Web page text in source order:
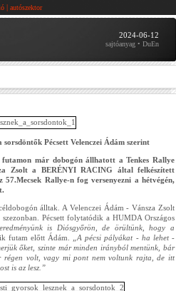
| autószektor
2024-06-12
sajtóanyag • DuEn
sorsdöntők Pécsett Velenczei Ádám szerint
futamon már dobogón állhatott a Tenkes Rallye
Zsolt a BERÉNYI RACING által felkészített
Rallye-n fog versenyezni a hétvégén,
álltak. A Velenczei Ádám - Vánsza Zsolt
Pécsett folytatódik a HUMDA Országos
is Diósgyőrön, de örültünk, hogy a
futam előtt Ádám. „A pécsi pályákat - ha lehet -
őket, szinte már minden irányból mentünk, bár
volt, vagy mi pont nem voltunk rajta, de itt
is az lesz.”